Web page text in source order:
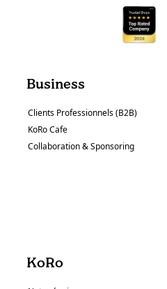
Business
Clients Professionnels (B2B)
KoRo Cafe
Collaboration & Sponsoring
KoRo